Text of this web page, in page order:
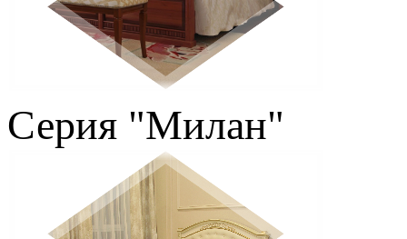
Серия "Милан"